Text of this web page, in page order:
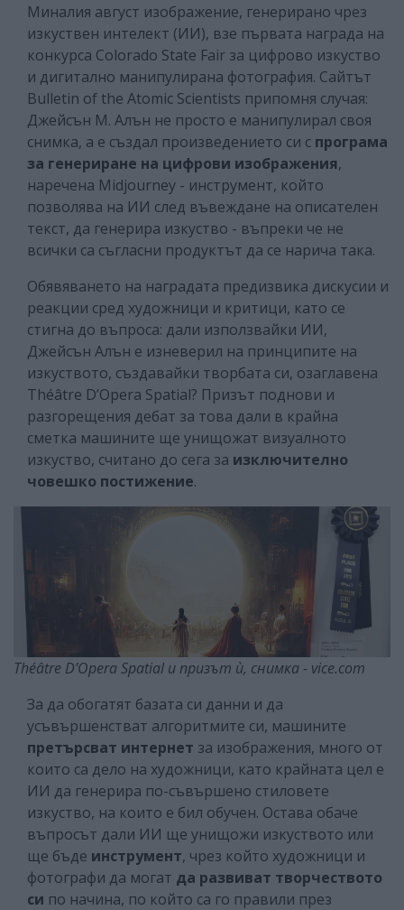
Миналия август изображение, генерирано чрез
изкуствен интелект (ИИ), взе първата награда на
конкурса Colorado State Fair за цифрово изкуство
и дигитално манипулирана фотография. Сайтът
Bulletin of the Atomic Scientists припомня случая:
Джейсън М. Алън не просто е манипулирал своя
снимка, а е създал произведението си с програма
за генериране на цифрови изображения,
наречена Midjourney - инструмент, който
позволява на ИИ след въвеждане на описателен
текст, да генерира изкуство - въпреки че не
всички са съгласни продуктът да се нарича така.
Обявяването на наградата предизвика дискусии и
реакции сред художници и критици, като се
стигна до въпроса: дали използвайки ИИ,
Джейсън Алън е изневерил на принципите на
изкуството, създавайки творбата си, озаглавена
Théâtre D’Opera Spatial? Призът поднови и
разгорещения дебат за това дали в крайна
сметка машините ще унищожат визуалното
изкуство, считано до сега за изключително
човешко постижение.
Théâtre D’Opera Spatial и призът ѝ, снимка - vice.com
За да обогатят базата си данни и да
усъвършенстват алгоритмите си, машините
претърсват интернет за изображения, много от
които са дело на художници, като крайната цел е
ИИ да генерира по-съвършено стиловете
изкуство, на които е бил обучен. Остава обаче
въпросът дали ИИ ще унищожи изкуството или
ще бъде инструмент, чрез който художници и
фотографи да могат да развиват творчеството
си по начина, по който са го правили през